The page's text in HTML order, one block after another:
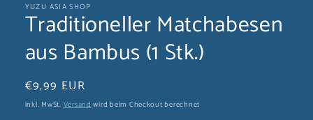
Modal
öffnen
YUZU ASIA SHOP
Traditioneller Matchabesen
aus Bambus (1 Stk.)
Normaler
Preis
€9,99 EUR
inkl. MwSt.Versandwird beim Checkout berechnet